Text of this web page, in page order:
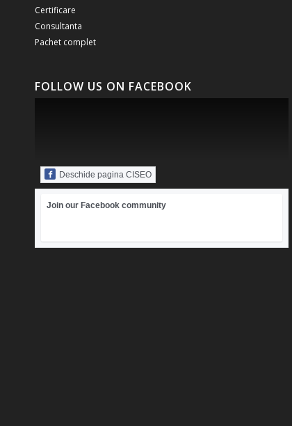
Certificare
Consultanta
Pachet complet
FOLLOW US ON FACEBOOK
Deschide pagina CISEO
Join our Facebook community